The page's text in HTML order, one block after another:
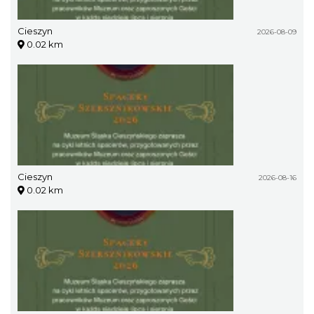
Cieszyn 2026-08-09
0.02 km
Cieszyn 2026-08-16
0.02 km